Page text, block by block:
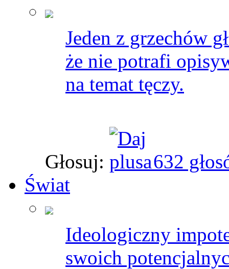
Jeden z grzechów
że nie potrafi
na temat tęczy.
Głosuj:
632
Świat
Ideologiczny
swoich